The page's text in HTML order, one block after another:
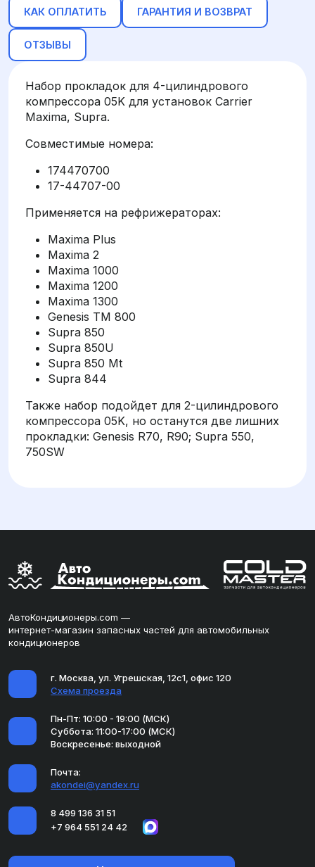
КАК ОПЛАТИТЬ ГАРАНТИЯ И ВОЗВРАТ
ОТЗЫВЫ
Набор прокладок для 4-цилиндрового
компрессора 05K для установок Carrier
Maxima, Supra.
Совместимые номера:
174470700
17-44707-00
Применяется на рефрижераторах:
Maxima Plus
Maxima 2
Maxima 1000
Maxima 1200
Maxima 1300
Genesis TM 800
Supra 850
Supra 850U
Supra 850 Mt
Supra 844
Также набор подойдет для 2-цилиндрового
компрессора 05K, но останутся две лишних
прокладки: Genesis R70, R90; Supra 550,
750SW
АвтоКондиционеры.com —
интернет-магазин запасных частей для автомобильных
кондиционеров
г. Москва, ул. Угрешская, 12с1, офис 120
Схема проезда
Пн-Пт: 10:00 - 19:00 (МСК)
Суббота: 11:00-17:00 (МСК)
Воскресенье: выходной
Почта:
akondei@yandex.ru
8 499 136 31 51
+7 964 551 24 42